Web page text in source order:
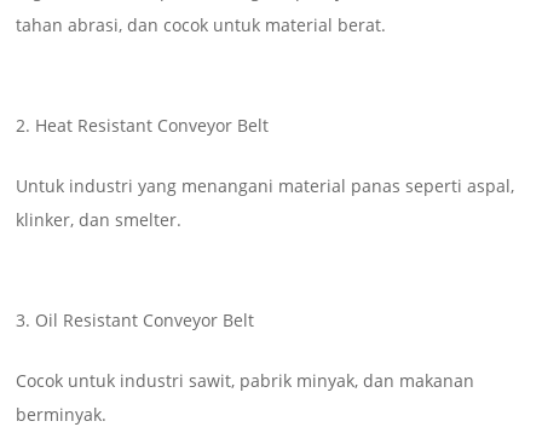
tahan abrasi, dan cocok untuk material berat.
Heat Resistant Conveyor Belt
Untuk industri yang menangani material panas seperti aspal,
klinker, dan smelter.
Oil Resistant Conveyor Belt
Cocok untuk industri sawit, pabrik minyak, dan makanan
berminyak.